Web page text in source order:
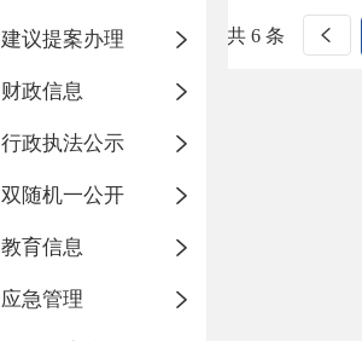
建议提案办理
财政信息
行政执法公示
双随机一公开
教育信息
应急管理
共 6 条